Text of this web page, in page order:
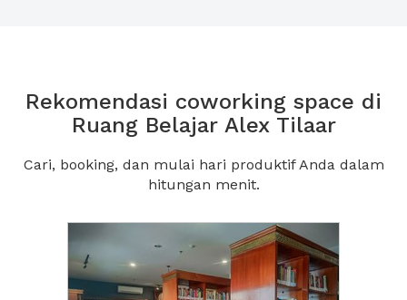
Rekomendasi coworking space di
Ruang Belajar Alex Tilaar
Cari, booking, dan mulai hari produktif Anda dalam
hitungan menit.
Previous